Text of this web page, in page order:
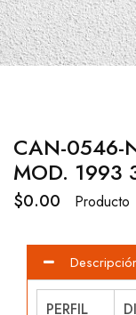
CAN-0546-
MOD. 1993
$0.00 Producto
PERFIL